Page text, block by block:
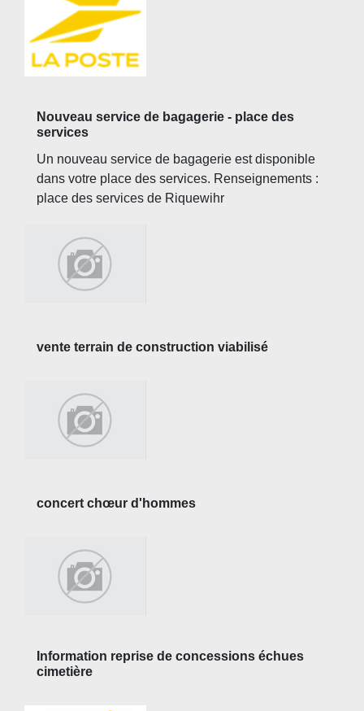
Nouveau service de bagagerie - place des
services
Un nouveau service de bagagerie est disponible
dans votre place des services. Renseignements :
place des services de Riquewihr
vente terrain de construction viabilisé
concert chœur d'hommes
Information reprise de concessions échues
cimetière